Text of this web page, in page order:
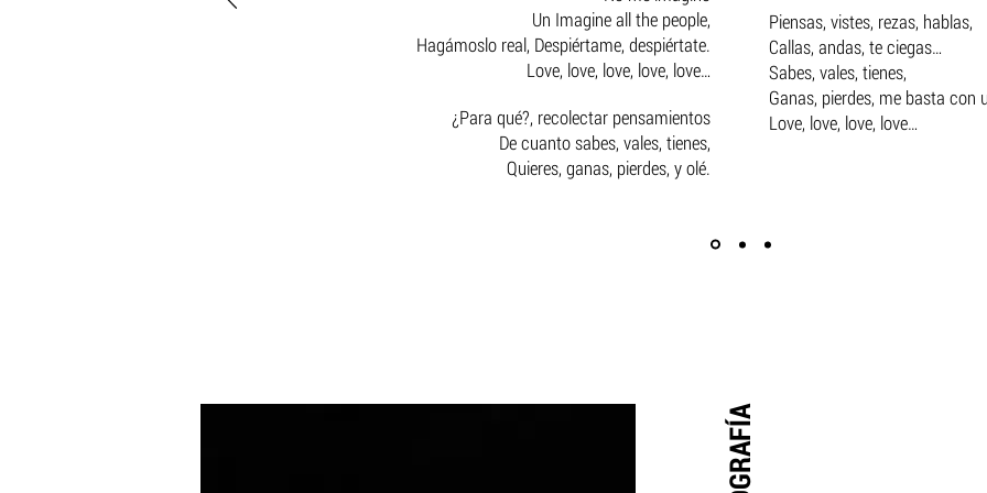
Un Imagine all the people,
Hagámoslo real, Despiértame, despiértate.
Love, love, love, love, love…
¿Para qué?, recolectar pensamientos
De cuanto sabes, vales, tienes,
Quieres, ganas, pierdes, y olé.
Piensas, vistes, rezas, hablas,
Callas, andas, te ciegas…
Sabes, vales, tienes,
Ganas, pierdes, me basta con
Love, love, love, love…
BIOGRAFÍA